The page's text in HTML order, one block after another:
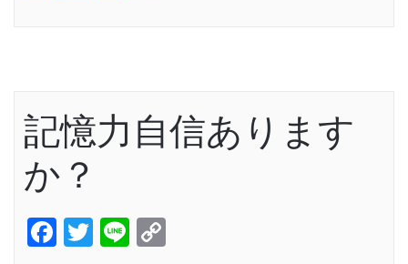
記憶力自信あります
か？
Facebook
Twitter
Line